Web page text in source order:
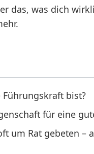
das, was dich
bist?
für eine
um Rat gebeten –